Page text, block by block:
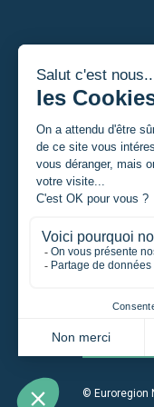
Soi
Un estudiant
Un portaire
Una
© Euroregion